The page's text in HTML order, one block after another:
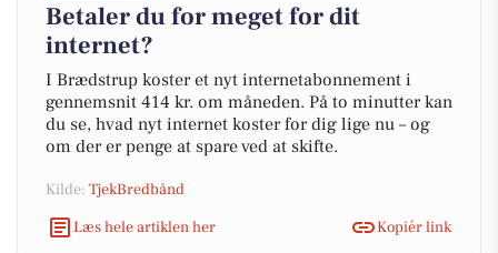
Betaler du for meget for dit
internet?
I Brædstrup koster et nyt internetabonnement i
gennemsnit 414 kr. om måneden. På to minutter kan
du se, hvad nyt internet koster for dig lige nu – og
om der er penge at spare ved at skifte.
Kilde: TjekBredbånd
Læs hele artiklen her
Kopiér link